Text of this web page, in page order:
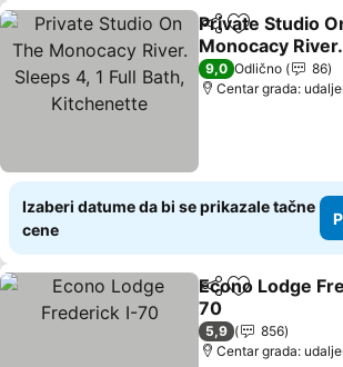
Deli Dodati u
Private Studio
Monocacy
4, 1 Full Bath,
Pogledaj cene
9,0 Odlično
86
Centar grada:
Izaberi datume da bi se prikazale tačne
cene
Deli Dodati u
Econo Lodge
70
Pogledaj cene
5,9
856
Centar grada: